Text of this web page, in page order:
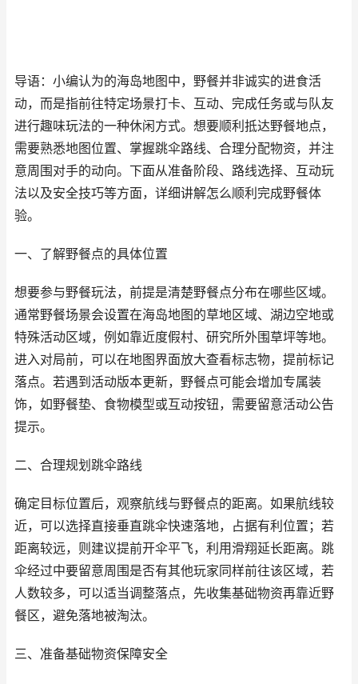
导语：小编认为的海岛地图中，野餐并非诚实的进食活
动，而是指前往特定场景打卡、互动、完成任务或与队友
进行趣味玩法的一种休闲方式。想要顺利抵达野餐地点，
需要熟悉地图位置、掌握跳伞路线、合理分配物资，并注
意周围对手的动向。下面从准备阶段、路线选择、互动玩
法以及安全技巧等方面，详细讲解怎么顺利完成野餐体
验。
一、了解野餐点的具体位置
想要参与野餐玩法，前提是清楚野餐点分布在哪些区域。
通常野餐场景会设置在海岛地图的草地区域、湖边空地或
特殊活动区域，例如靠近度假村、研究所外围草坪等地。
进入对局前，可以在地图界面放大查看标志物，提前标记
落点。若遇到活动版本更新，野餐点可能会增加专属装
饰，如野餐垫、食物模型或互动按钮，需要留意活动公告
提示。
二、合理规划跳伞路线
确定目标位置后，观察航线与野餐点的距离。如果航线较
近，可以选择直接垂直跳伞快速落地，占据有利位置；若
距离较远，则建议提前开伞平飞，利用滑翔延长距离。跳
伞经过中要留意周围是否有其他玩家同样前往该区域，若
人数较多，可以适当调整落点，先收集基础物资再靠近野
餐区，避免落地被淘汰。
三、准备基础物资保障安全